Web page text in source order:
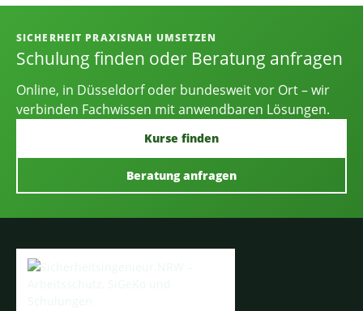
Informationen, Kontakt und
SICHERHEIT PRAXISNAH UMSETZEN
Schulung finden oder Beratung anfragen
Online, in Düsseldorf oder bundesweit vor Ort – wir
verbinden Fachwissen mit anwendbaren Lösungen.
Kurse finden
Beratung anfragen